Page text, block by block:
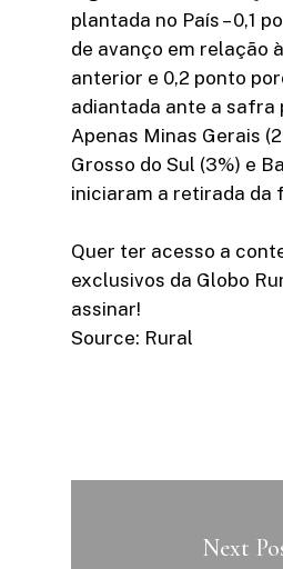
plantada no País – 0,1
de avanço em relação
anterior e 0,2 ponto
adiantada ante a safra
Apenas Minas Gerais
Grosso do Sul (3%) e
iniciaram a retirada da
Quer ter acesso a
exclusivos da Globo
assinar!
Source: Rural
Next